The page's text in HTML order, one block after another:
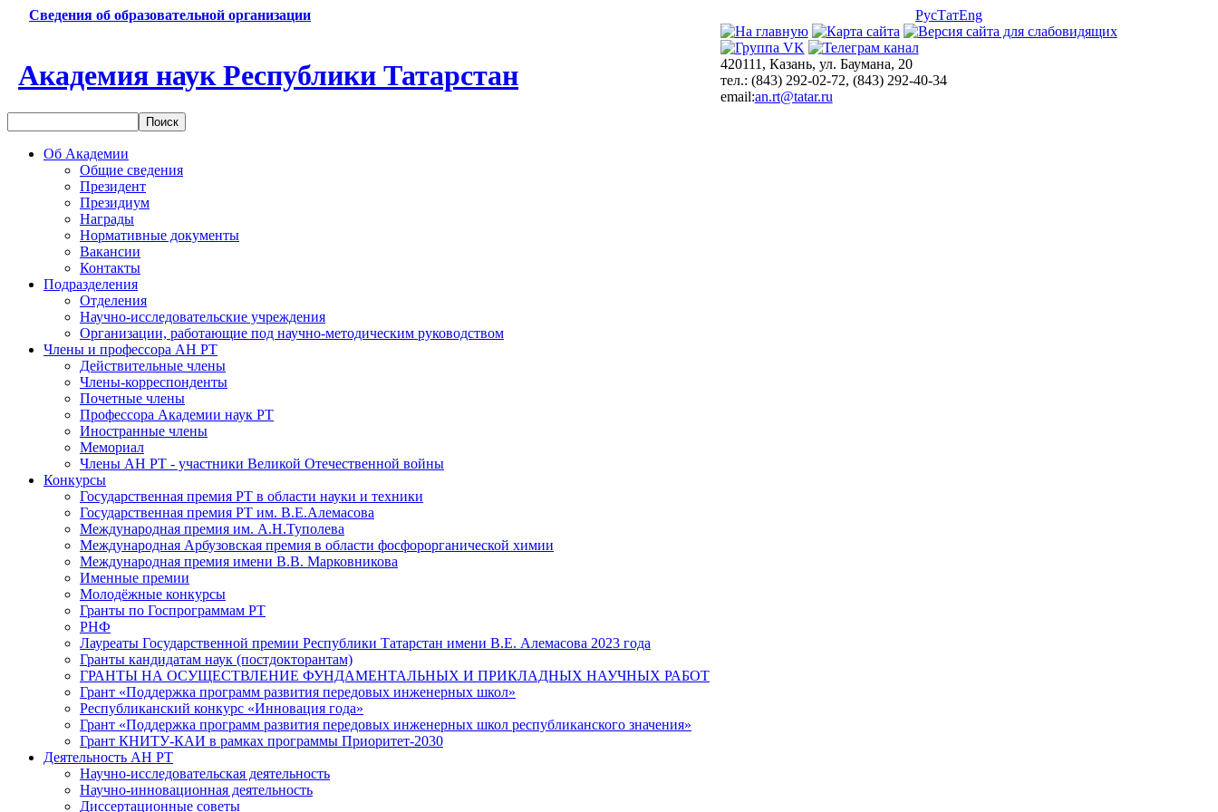
Сведения об образовательной организации РусТатEng
Академия наук Республики Татарстан
420111, Казань, ул. Баумана, 20
тел.: (843) 292-02-72, (843) 292-40-34
email:an.rt@tatar.ru
Об Академии
Общие сведения
Президент
Президиум
Награды
Нормативные документы
Вакансии
Контакты
Подразделения
Отделения
Научно-исследовательские учреждения
Организации, работающие под научно-методическим руководством
Члены и профессора АН РТ
Действительные члены
Члены-корреспонденты
Почетные члены
Профессора Академии наук РТ
Иностранные члены
Мемориал
Члены АН РТ - участники Великой Отечественной войны
Конкурсы
Государственная премия РТ в области науки и техники
Государственная премия РТ им. В.Е.Алемасова
Международная премия им. А.Н.Туполева
Международная Арбузовская премия в области фосфорорганической химии
Международная премия имени В.В. Марковникова
Именные премии
Молодёжные конкурсы
Гранты по Госпрограммам РТ
РНФ
Лауреаты Государственной премии Республики Татарстан имени В.Е. Алемасова 2023 года
Гранты кандидатам наук (постдокторантам)
ГРАНТЫ НА ОСУЩЕСТВЛЕНИЕ ФУНДАМЕНТАЛЬНЫХ И ПРИКЛАДНЫХ НАУЧНЫХ РАБОТ
Грант «Поддержка программ развития передовых инженерных школ»
Республиканский конкурс «Инновация года»
Грант «Поддержка программ развития передовых инженерных школ республиканского значения»
Грант КНИТУ-КАИ в рамках программы Приоритет-2030
Деятельность АН РТ
Научно-исследовательская деятельность
Научно-инновационная деятельность
Диссертационные советы